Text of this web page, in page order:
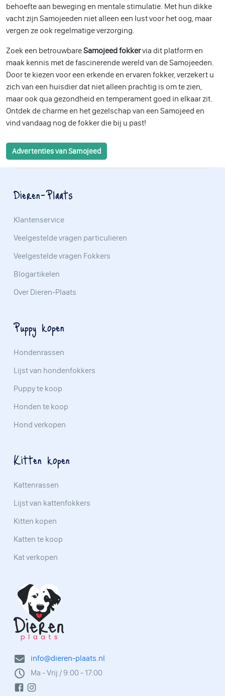
behoefte aan beweging en mentale stimulatie. Met hun dikke
vacht zijn Samojeeden niet alleen een lust voor het oog, maar
vergen ze ook regelmatige verzorging.
Zoek een betrouwbareSamojeed fokkervia dit platform en
maak kennis met de fascinerende wereld van de Samojeeden.
Door te kiezen voor een erkende en ervaren fokker, verzekert u
zich van een huisdier dat niet alleen prachtig is om te zien,
maar ook qua gezondheid en temperament goed in elkaar zit.
Ontdek de charme en het gezelschap van een Samojeed en
vind vandaag nog de fokker die bij u past!
Advertenties van Samojeed
info@dieren-plaats.nl
Ma - Vrij / 9:00 - 17:00
Dieren-Plaats
Klantenservice
Veelgestelde vragen particulieren
Veelgestelde vragen Fokkers
Blogartikelen
Over Dieren-Plaats
Puppy kopen
Hondenrassen
Lijst van hondenfokkers
Puppy te koop
Honden te koop
Hond verkopen
Kitten kopen
Kattenrassen
Lijst van kattenfokkers
Kitten kopen
Katten te koop
Kat verkopen